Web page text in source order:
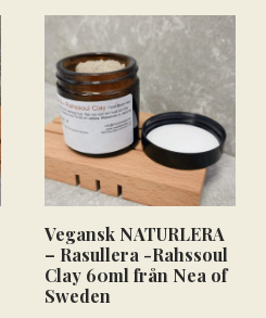
Vegansk NATURLERA
– Rasullera -Rahssoul
Clay 60ml från Nea of
Sweden